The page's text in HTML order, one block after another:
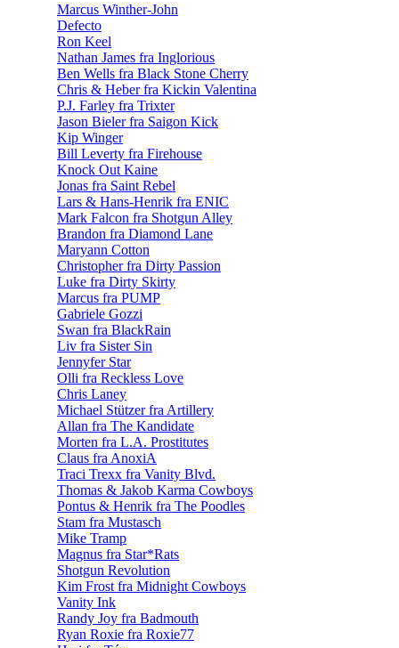
Marcus Winther-John
Defecto
Ron Keel
Nathan James fra Inglorious
Ben Wells fra Black Stone Cherry
Chris & Heber fra Kickin Valentina
P.J. Farley fra Trixter
Jason Bieler fra Saigon Kick
Kip Winger
Bill Leverty fra Firehouse
Knock Out Kaine
Jonas fra Saint Rebel
Lars & Hans-Henrik fra ENIC
Mark Falcon fra Shotgun Alley
Brandon fra Diamond Lane
Maryann Cotton
Christopher fra Dirty Passion
Luke fra Dirty Skirty
Marcus fra PUMP
Gabriele Gozzi
Swan fra BlackRain
Liv fra Sister Sin
Jennyfer Star
Olli fra Reckless Love
Chris Laney
Michael Stützer fra Artillery
Allan fra The Kandidate
Morten fra L.A. Prostitutes
Claus fra AnoxiA
Traci Trexx fra Vanity Blvd.
Thomas & Jakob Karma Cowboys
Pontus & Henrik fra The Poodles
Stam fra Mustasch
Mike Tramp
Magnus fra Star*Rats
Shotgun Revolution
Kim Frost fra Midnight Cowboys
Vanity Ink
Randy Joy fra Badmouth
Ryan Roxie fra Roxie77